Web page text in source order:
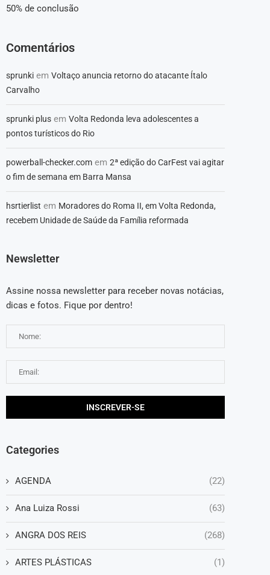
50% de conclusão
Comentários
sprunki em Voltaço anuncia retorno do atacante Ítalo
Carvalho
sprunki plus em Volta Redonda leva adolescentes a
pontos turísticos do Rio
powerball-checker.com em 2ª edição do CarFest vai agitar
o fim de semana em Barra Mansa
hsrtierlist em Moradores do Roma II, em Volta Redonda,
recebem Unidade de Saúde da Família reformada
Newsletter
Assine nossa newsletter para receber novas notácias,
dicas e fotos. Fique por dentro!
Categories
AGENDA (22)
Ana Luiza Rossi (63)
ANGRA DOS REIS (268)
ARTES PLÁSTICAS (1)